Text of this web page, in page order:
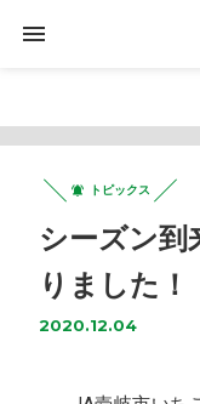
Warning : Trying to access array
トピックス
シーズン
りました！
2020.12.04